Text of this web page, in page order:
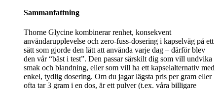
Sammanfattning
Thorne Glycine kombinerar renhet, konsekvent
användarupplevelse och zero-fuss-dosering i kapselväg på ett
sätt som gjorde den lätt att använda varje dag – därför blev
den vår “bäst i test”. Den passar särskilt dig som vill undvika
smak och blandning, eller som vill ha ett kapselalternativ med
enkel, tydlig dosering. Om du jagar lägsta pris per gram eller
ofta tar 3 gram i en dos, är ett pulver (t.ex. våra billigare